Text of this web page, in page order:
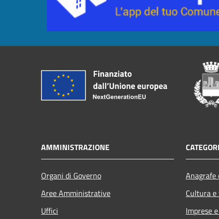
AMMINISTRAZIONE
Organi di Governo
Aree Amministrative
Uffici
Cultura
Imprese